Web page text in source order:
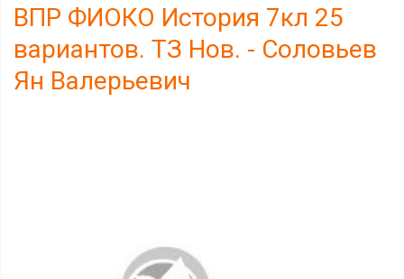
ВПР ФИОКО История 7кл 25
вариантов. ТЗ Нов. - Соловьев
Ян Валерьевич